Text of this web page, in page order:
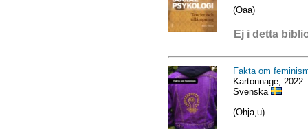
(Oaa)
Ej i detta
Fakta om
Kartonnage, 2022
Svenska
(Ohja,u)